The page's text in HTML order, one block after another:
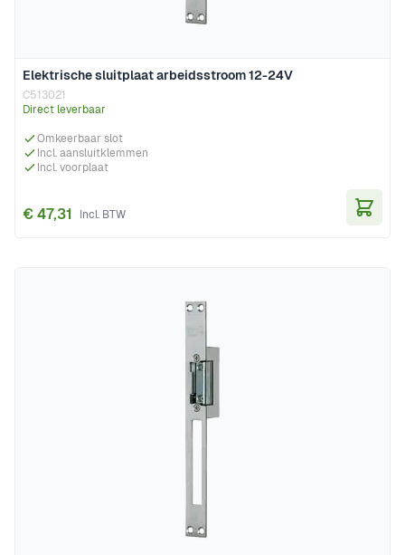
Elektrische sluitplaat arbeidsstroom 12-24V
C513021
Direct leverbaar
Omkeerbaar slot
Incl. aansluitklemmen
Incl. voorplaat
€ 47,31